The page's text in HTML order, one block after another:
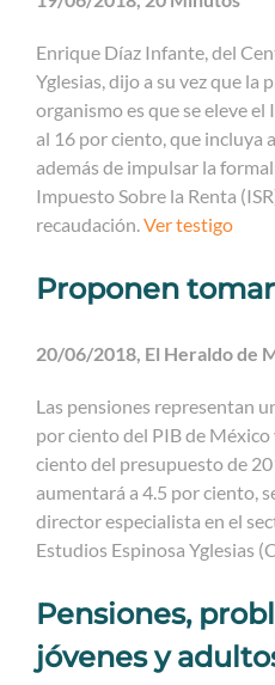
Enrique Díaz Infante, del
Yglesias, dijo a su vez que la
organismo es que se eleve
al 16 por ciento, que incluya
además de impulsar la
Impuesto Sobre la Renta
recaudación.Ver testigo
Proponen
20/06/2018, El Heraldo de
Las pensiones representan
por ciento del PIB de
ciento del presupuesto de
aumentará a 4.5 por ciento,
director especialista en el
Estudios Espinosa Yglesias
Pensiones,
jóvenes y